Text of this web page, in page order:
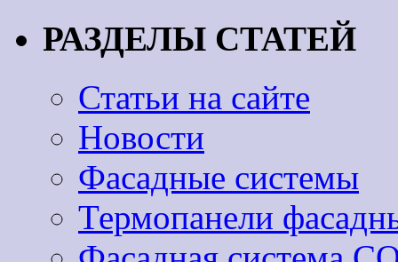
РАЗДЕЛЫ СТАТЕЙ
Статьи на сайте
Новости
Фасадные системы
Термопанели